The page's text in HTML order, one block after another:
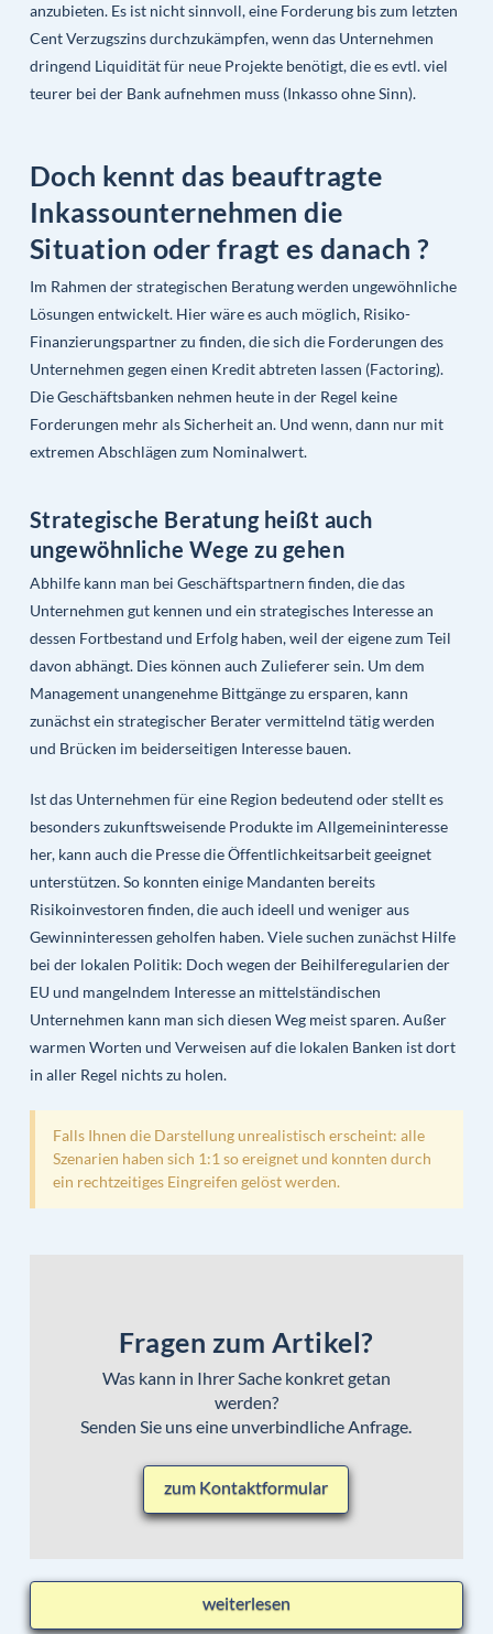
anzubieten. Es ist nicht sinnvoll, eine Forderung bis zum letzten
Cent Verzugszins durchzukämpfen, wenn das Unternehmen
dringend Liquidität für neue Projekte benötigt, die es evtl. viel
teurer bei der Bank aufnehmen muss (Inkasso ohne Sinn).
Doch kennt das beauftragte
Inkassounternehmen die
Situation oder fragt es danach ?
Im Rahmen der strategischen Beratung werden ungewöhnliche
Lösungen entwickelt. Hier wäre es auch möglich, Risiko-
Finanzierungspartner zu finden, die sich die Forderungen des
Unternehmen gegen einen Kredit abtreten lassen (Factoring).
Die Geschäftsbanken nehmen heute in der Regel keine
Forderungen mehr als Sicherheit an. Und wenn, dann nur mit
extremen Abschlägen zum Nominalwert.
Strategische Beratung heißt auch
ungewöhnliche Wege zu gehen
Abhilfe kann man bei Geschäftspartnern finden, die das
Unternehmen gut kennen und ein strategisches Interesse an
dessen Fortbestand und Erfolg haben, weil der eigene zum Teil
davon abhängt. Dies können auch Zulieferer sein. Um dem
Management unangenehme Bittgänge zu ersparen, kann
zunächst ein strategischer Berater vermittelnd tätig werden
und Brücken im beiderseitigen Interesse bauen.
Ist das Unternehmen für eine Region bedeutend oder stellt es
besonders zukunftsweisende Produkte im Allgemeininteresse
her, kann auch die Presse die Öffentlichkeitsarbeit geeignet
unterstützen. So konnten einige Mandanten bereits
Risikoinvestoren finden, die auch ideell und weniger aus
Gewinninteressen geholfen haben. Viele suchen zunächst Hilfe
bei der lokalen Politik: Doch wegen der Beihilferegularien der
EU und mangelndem Interesse an mittelständischen
Unternehmen kann man sich diesen Weg meist sparen. Außer
warmen Worten und Verweisen auf die lokalen Banken ist dort
in aller Regel nichts zu holen.
Falls Ihnen die Darstellung unrealistisch erscheint: alle
Szenarien haben sich 1:1 so ereignet und konnten durch
ein rechtzeitiges Eingreifen gelöst werden.
Fragen zum Artikel?
Was kann in Ihrer Sache konkret getan
werden?
Senden Sie uns eine unverbindliche Anfrage.
zum Kontaktformular
weiterlesen